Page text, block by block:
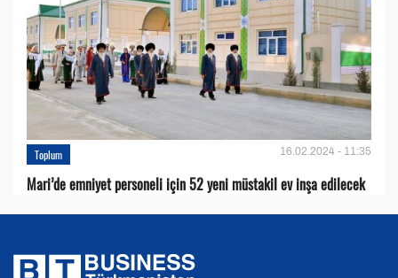
Toplum 16.02.2024 - 11:35
Mari’de emniyet personeli için 52 yeni müstakil ev inşa edilecek